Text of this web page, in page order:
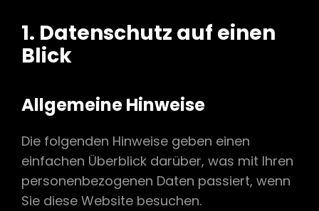
1. Datenschutz auf einen
Blick
Allgemeine Hinweise
Die folgenden Hinweise geben einen
einfachen Überblick darüber, was mit Ihren
personenbezogenen Daten passiert, wenn
Sie diese Website besuchen.